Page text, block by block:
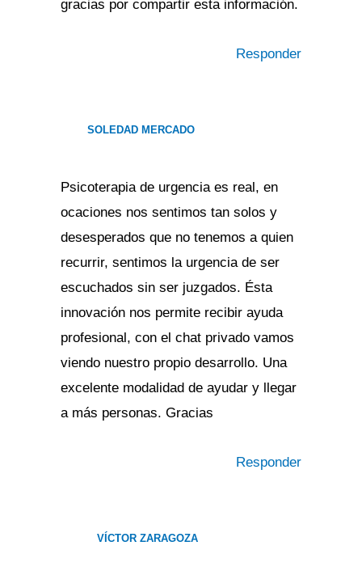
gracias por compartir esta información.
Responder
SOLEDAD MERCADO
Psicoterapia de urgencia es real, en
ocaciones nos sentimos tan solos y
desesperados que no tenemos a quien
recurrir, sentimos la urgencia de ser
escuchados sin ser juzgados. Ésta
innovación nos permite recibir ayuda
profesional, con el chat privado vamos
viendo nuestro propio desarrollo. Una
excelente modalidad de ayudar y llegar
a más personas. Gracias
Responder
VÍCTOR ZARAGOZA